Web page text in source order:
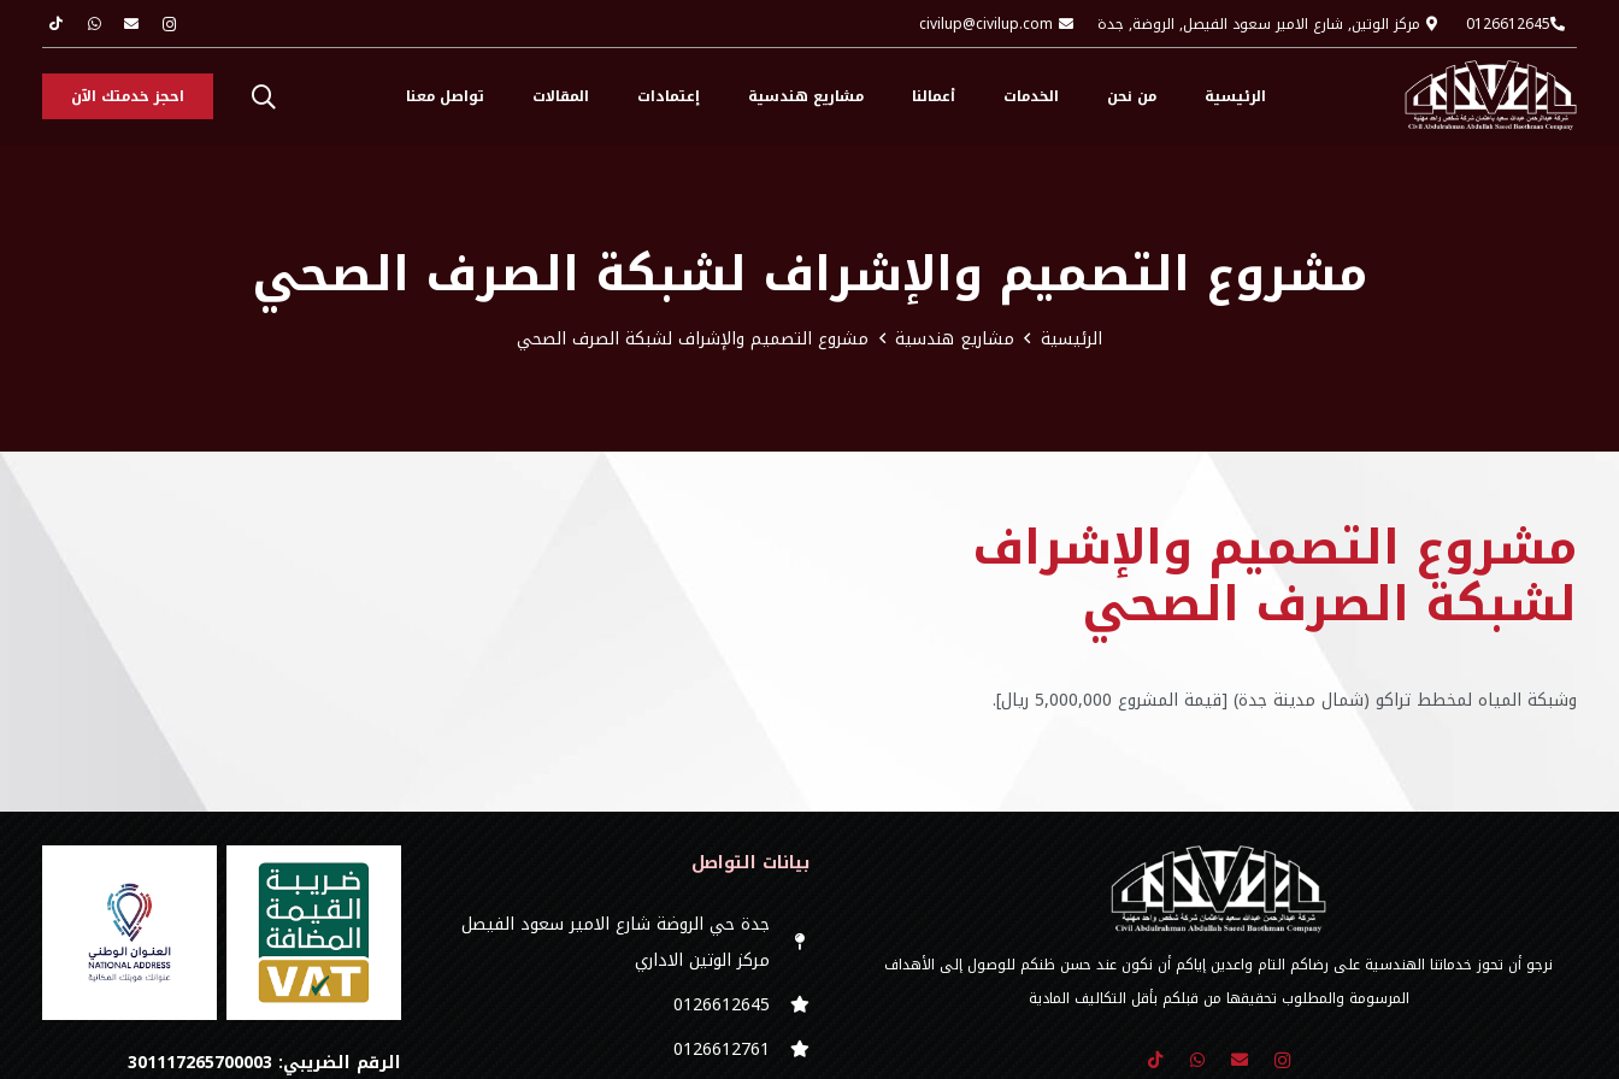
0126612645 مركز الوتين, شارع الامير سعود الفيصل, الروضة, جدة civilup@civilup.com
الرئيسية من نحن الخدمات أعمالنا مشاريع هندسية إعتمادات المقالات تواصل معنا احجز خدمتك الآن
مشروع التصميم والإشراف لشبكة الصرف الصحي
الرئيسية مشاريع هندسية مشروع التصميم والإشراف لشبكة الصرف الصحي
مشروع التصميم والإشراف
لشبكة الصرف الصحي
وشبكة المياه لمخطط تراكو (شمال مدينة جدة) [قيمة المشروع 5,000,000 ريال].
نرجو أن تحوز خدماتنا الهندسية على رضاكم التام واعدين إياكم أن نكون عند حسن ظنكم للوصول إلى الأهداف
المرسومة والمطلوب تحقيقها من قبلكم بأقل التكاليف المادية
بيانات التواصل
جدة حي الروضة شارع الامير سعود الفيصل
مركز الوتين الاداري
0126612645‬
‭0126612761
الرقم الضريبي: 301117265700003